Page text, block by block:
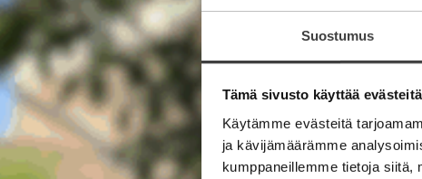
Suostumus
Tämä sivusto käyttää evästeitä
Käytämme evästeitä
ja kävijämäärämme
kumppaneillemme tietoja siitä,